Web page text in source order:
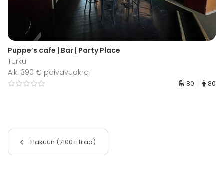
Puppe’s cafe | Bar | Party Place
Turku
Alk. 390 € päivävuokra
80 80
Hakuun (7100+ tilaa)